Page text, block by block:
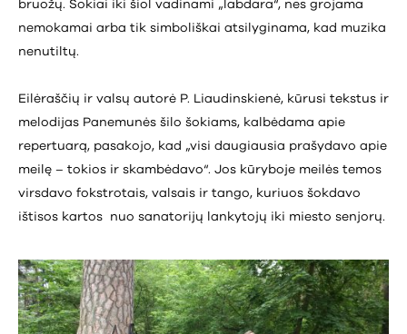
bruožų. Šokiai iki šiol vadinami „labdara“, nes grojama
nemokamai arba tik simboliškai atsilyginama, kad muzika
nenutiltų.
Eilėraščių ir valsų autorė P. Liaudinskienė, kūrusi tekstus ir
melodijas Panemunės šilo šokiams, kalbėdama apie
repertuarą, pasakojo, kad „visi daugiausia prašydavo apie
meilę – tokios ir skambėdavo“. Jos kūryboje meilės temos
virsdavo fokstrotais, valsais ir tango, kuriuos šokdavo
ištisos kartos nuo sanatorijų lankytojų iki miesto senjorų.